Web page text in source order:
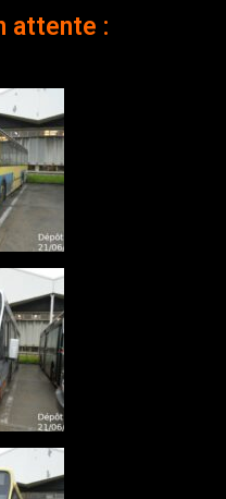
attente :